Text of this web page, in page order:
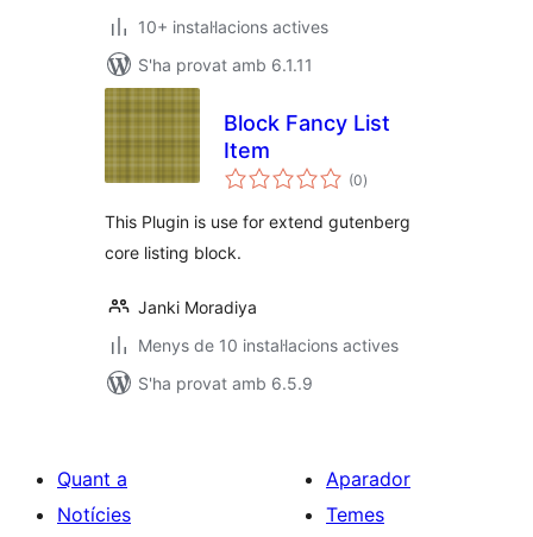
10+ instal·lacions actives
S'ha provat amb 6.1.11
Block Fancy List
Item
(0puntuacions
totals
)
This Plugin is use for extend gutenberg
core listing block.
Janki Moradiya
Menys de 10 instal·lacions actives
S'ha provat amb 6.5.9
Quant a
Notícies
Aparador
Temes